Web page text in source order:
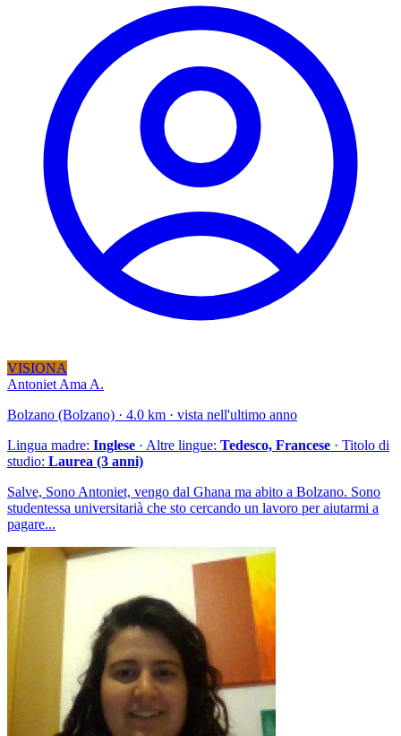
VISIONA
Antoniet Ama A.
Bolzano (Bolzano) · 4.0 km · vista nell'ultimo anno
Lingua madre: Inglese · Altre lingue: Tedesco, Francese · Titolo di
studio: Laurea (3 anni)
Salve, Sono Antoniet, vengo dal Ghana ma abito a Bolzano. Sono
studentessa universitarià che sto cercando un lavoro per aiutarmi a
pagare...